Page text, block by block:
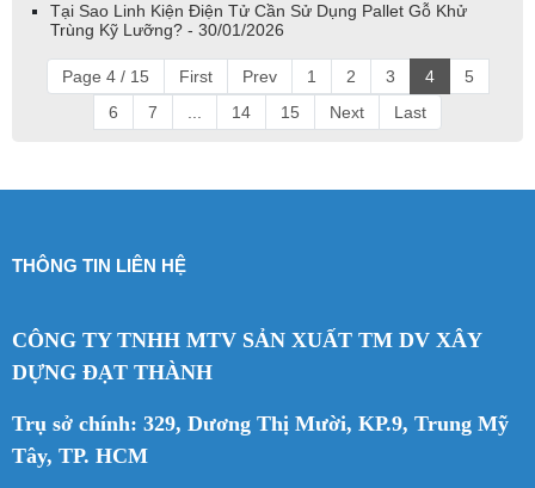
Tại Sao Linh Kiện Điện Tử Cần Sử Dụng Pallet Gỗ Khử
Trùng Kỹ Lưỡng? - 30/01/2026
Page 4 / 15 First Prev 1 2 3 4
5
6
7 14 15 Next Last
THÔNG TIN LIÊN HỆ
CÔNG TY TNHH MTV SẢN XUẤT TM DV XÂY
DỰNG ĐẠT THÀNH
Trụ sở chính: 329, Dương Thị Mười, KP.9, Trung Mỹ
Tây, TP. HCM